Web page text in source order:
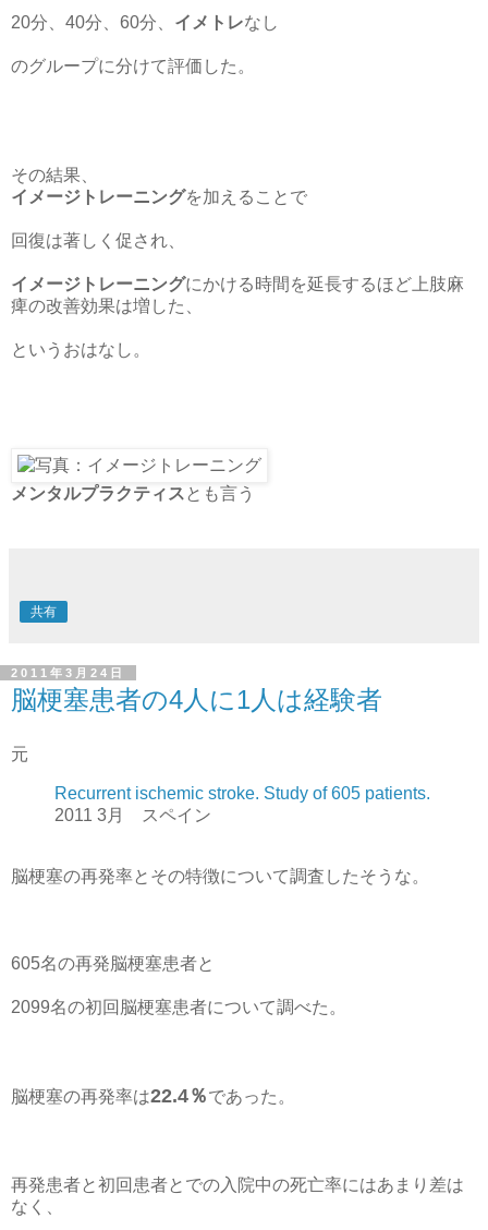
20分、40分、60分、 イメトレなし
のグループに分けて評価した。
その結果、
イメージトレーニングを加えることで
回復は著しく促され、
イメージトレーニングにかける時間を延長するほど上肢麻
痺の改善効果は増した、
というおはなし。
メンタルプラクティス とも言う
共有
2011年3月24日
脳梗塞患者の4人に1人は経験者
元
Recurrent ischemic stroke. Study of 605 patients.
2011 3月 スペイン
脳梗塞の再発率とその特徴について調査したそうな。
605名の再発脳梗塞患者と
2099名の初回脳梗塞患者について調べた。
脳梗塞の再発率は22.4％であった。
再発患者と初回患者とでの入院中の死亡率にはあまり差は
なく、